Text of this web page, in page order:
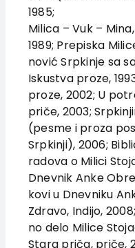
1985;
Milica – Vuk –
1989; Prepiska
nović Srpkinje sa
Iskustva proze,
proze, 2002; U
priče, 2003;
(pesme i proza
Srpkinji), 2006;
radova o Milici
Dnevnik Anke
kovi u Dnevniku
Zdravo, Indijo,
no delo Milice
Stara priča, priče,